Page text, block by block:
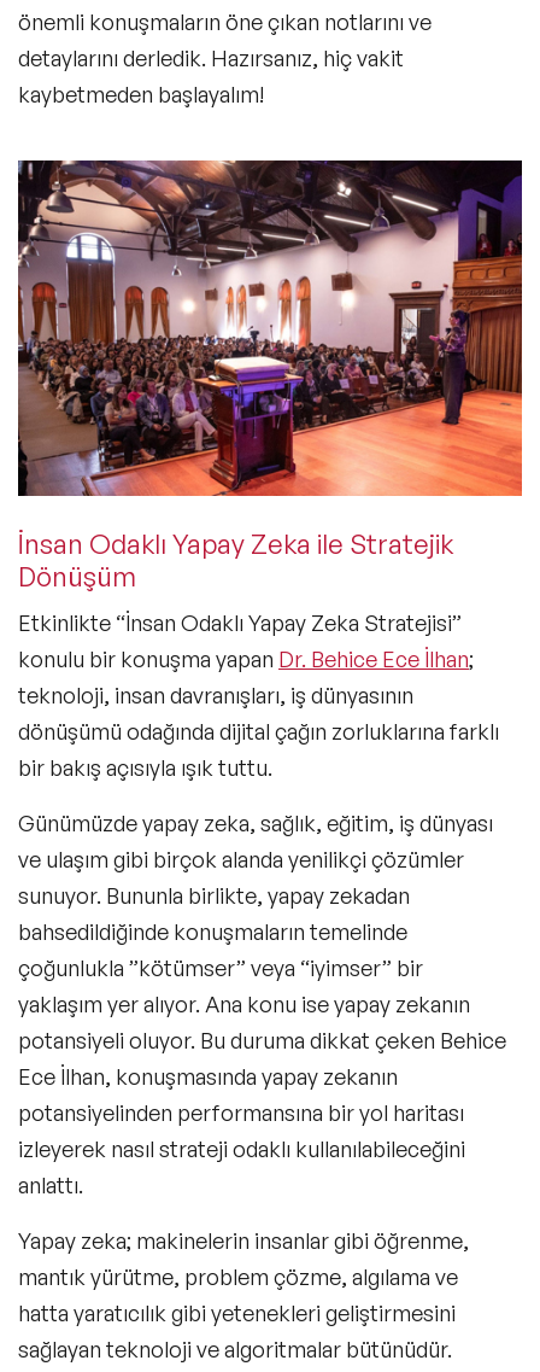
önemli konuşmaların öne çıkan notlarını ve
detaylarını derledik. Hazırsanız, hiç vakit
kaybetmeden başlayalım!
İnsan Odaklı Yapay Zeka ile Stratejik
Dönüşüm
Etkinlikte “İnsan Odaklı Yapay Zeka Stratejisi”
konulu bir konuşma yapan Dr. Behice Ece İlhan;
teknoloji, insan davranışları, iş dünyasının
dönüşümü odağında dijital çağın zorluklarına farklı
bir bakış açısıyla ışık tuttu.
Günümüzde yapay zeka, sağlık, eğitim, iş dünyası
ve ulaşım gibi birçok alanda yenilikçi çözümler
sunuyor. Bununla birlikte, yapay zekadan
bahsedildiğinde konuşmaların temelinde
çoğunlukla ”kötümser” veya “iyimser” bir
yaklaşım yer alıyor. Ana konu ise yapay zekanın
potansiyeli oluyor. Bu duruma dikkat çeken Behice
Ece İlhan, konuşmasında yapay zekanın
potansiyelinden performansına bir yol haritası
izleyerek nasıl strateji odaklı kullanılabileceğini
anlattı.
Yapay zeka; makinelerin insanlar gibi öğrenme,
mantık yürütme, problem çözme, algılama ve
hatta yaratıcılık gibi yetenekleri geliştirmesini
sağlayan teknoloji ve algoritmalar bütünüdür.